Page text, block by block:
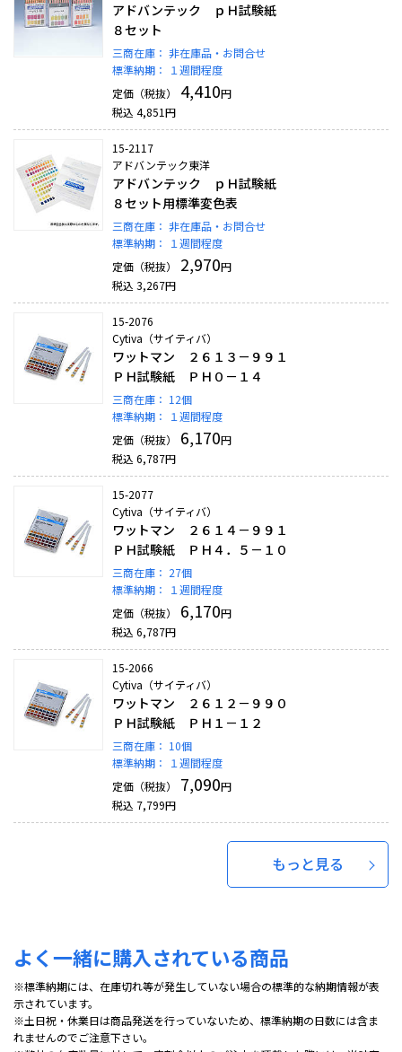
アドバンテック ｐＨ試験紙
８セット
三商在庫： 非在庫品・お問合せ
標準納期：
１週間程度
定価（税抜）
4,410円
税込 4,851円
15-2117
アドバンテック東洋
アドバンテック ｐＨ試験紙
８セット用標準変色表
三商在庫： 非在庫品・お問合せ
標準納期：
１週間程度
定価（税抜）
2,970円
税込 3,267円
15-2076
Cytiva（サイティバ）
ワットマン ２６１３－９９１
ＰＨ試験紙 ＰＨ０－１４
三商在庫： 12個
標準納期：
１週間程度
定価（税抜）
6,170円
税込 6,787円
15-2077
Cytiva（サイティバ）
ワットマン ２６１４－９９１
ＰＨ試験紙 ＰＨ４．５－１０
三商在庫： 27個
標準納期：
１週間程度
定価（税抜）
6,170円
税込 6,787円
15-2066
Cytiva（サイティバ）
ワットマン ２６１２－９９０
ＰＨ試験紙 ＰＨ１－１２
三商在庫： 10個
標準納期：
１週間程度
定価（税抜）
7,090円
税込 7,799円
もっと見る
よく一緒に購入されている商品
※標準納期には、在庫切れ等が発生していない場合の標準的な納期情報が表
示されています。
※土日祝・休業日は商品発送を行っていないため、標準納期の日数には含ま
れませんのでご注意下さい。